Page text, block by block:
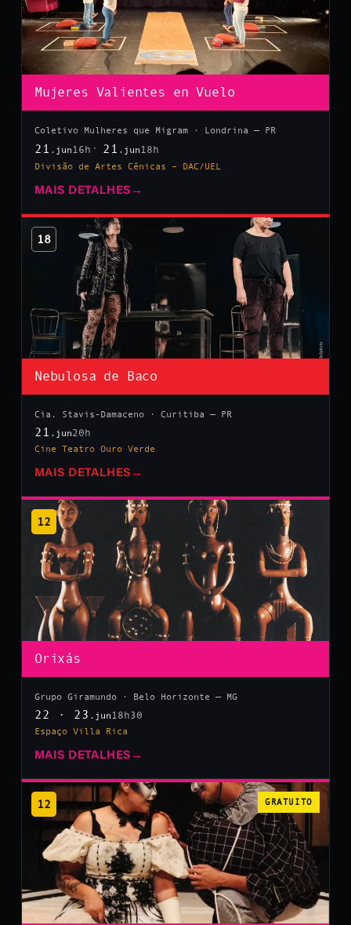
Mujeres Valientes en Vuelo
Coletivo Mulheres que Migram · Londrina — PR
21 .jun 16h 21 .jun 18h
Divisão de Artes Cênicas – DAC/UEL
MAIS DETALHES →
18
Nebulosa de Baco
Cia. Stavis-Damaceno · Curitiba — PR
21 .jun20h
Cine Teatro Ouro Verde
MAIS DETALHES →
12
Orixás
Grupo Giramundo · Belo Horizonte — MG
22 · 23 .jun 18h30
Espaço Villa Rica
MAIS DETALHES →
12 GRATUITO